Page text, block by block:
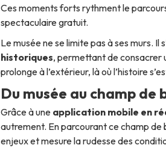
Ces moments forts rythment le
spectaculaire gratuit.
Le musée ne se limite pas à ses murs. Il
historiques, permettant de consacrer
prolonge à l’extérieur, là où l’histoire
Du musée au champ
Grâce à une application mobile en
autrement. En parcourant ce champ de
enjeux et mesure la rudesse des